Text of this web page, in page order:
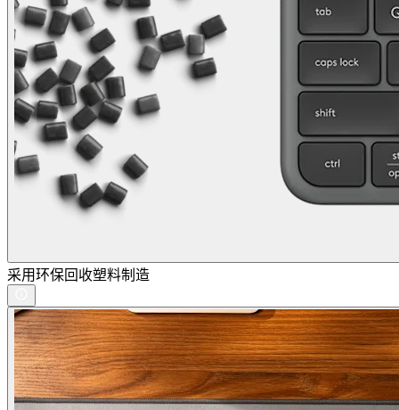
采用环保回收塑料制造